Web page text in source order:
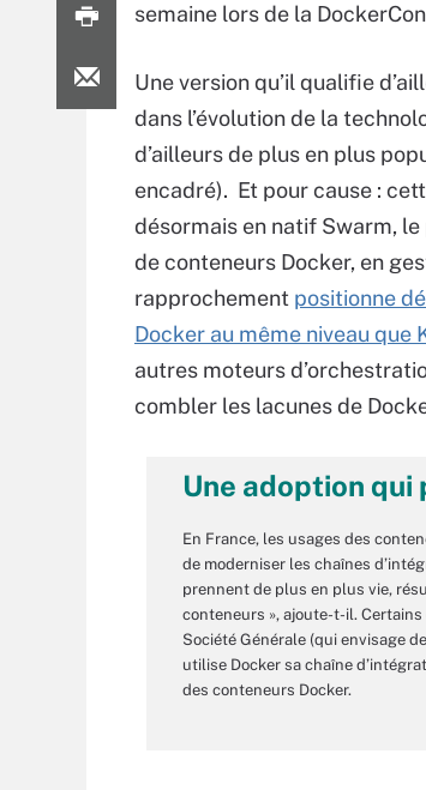
semaine lors de la
Une version qu’il qualifie
dans l’évolution de la
d’ailleurs de plus en plus
encadré). Et pour cause :
désormais en natif Swarm,
de conteneurs Docker, en
rapprochement positionne
Docker au même niveau que
autres moteurs
combler les lacunes de
Une adoption qui
En France, les usages des
de moderniser les chaînes
prennent de plus en plus vie,
conteneurs », ajoute-t-il. Certains
Société Générale (qui envisage
utilise Docker sa chaîne
des conteneurs Docker.